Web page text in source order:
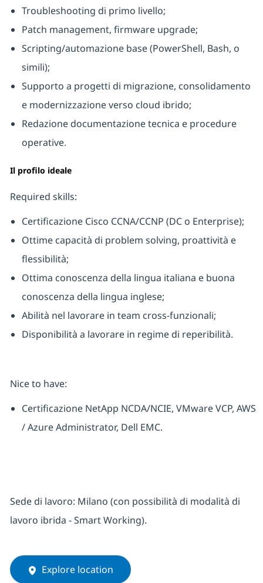
Troubleshooting di primo livello;
Patch management, firmware upgrade;
Scripting/automazione base (PowerShell, Bash, o
simili);
Supporto a progetti di migrazione, consolidamento
e modernizzazione verso cloud ibrido;
Redazione documentazione tecnica e procedure
operative.
Il profilo ideale
Required skills:
Certificazione Cisco CCNA/CCNP (DC o Enterprise);
Ottime capacità di problem solving, proattività e
flessibilità;
Ottima conoscenza della lingua italiana e buona
conoscenza della lingua inglese;
Abilità nel lavorare in team cross-funzionali;
Disponibilità a lavorare in regime di reperibilità.
Nice to have:
Certificazione NetApp NCDA/NCIE, VMware VCP, AWS
/ Azure Administrator, Dell EMC.
Sede di lavoro: Milano (con possibilità di modalità di
lavoro ibrida - Smart Working).
Explore location